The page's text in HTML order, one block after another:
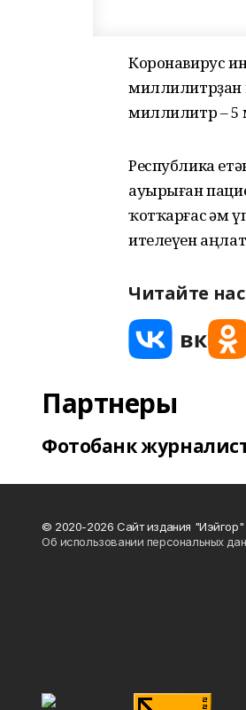
Коронавирус
миллилитрҙан
миллилитр – 5
Республика
ауырыған
ҡотҡарғас һәм
ителеүен
Читайте нас
Партнеры
Фотобанк
© 2020-2026 Сайт издания "Иэйгор"
Об использовании персональных